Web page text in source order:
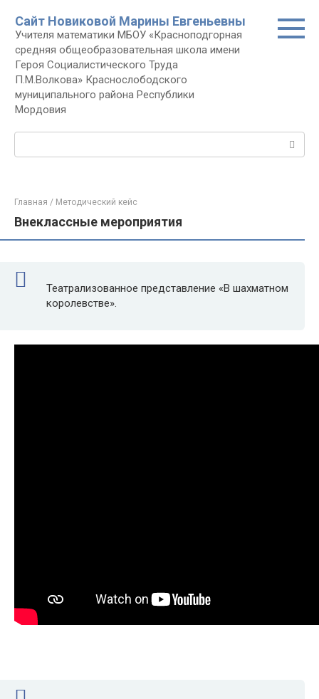
контенту
Сайт Новиковой Марины Евгеньевны
Учителя математики МБОУ «Красноподгорная
средняя общеобразовательная школа имени
Героя Социалистического Труда
П.М.Волкова» Краснослободского
муниципального района Республики
Мордовия
Главная / Методический кейс
Внеклассные мероприятия
Театрализованное представление «В шахматном
королевстве».